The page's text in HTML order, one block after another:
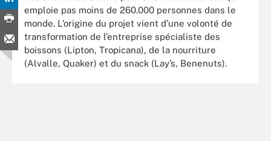
emploie pas moins de 260.000 personnes dans le
monde. L’origine du projet vient d’une volonté de
transformation de l’entreprise spécialiste des
boissons (Lipton, Tropicana), de la nourriture
(Alvalle, Quaker) et du snack (Lay’s, Benenuts).